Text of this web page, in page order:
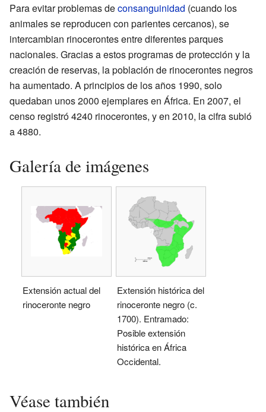
Para evitar problemas deconsanguinidad (cuando los
animales se reproducen con parientes cercanos), se
intercambian rinocerontes entre diferentes parques
nacionales. Gracias a estos programas de protección y la
creación de reservas, la población de rinocerontes negros
ha aumentado. A principios de los años 1990, solo
quedaban unos 2000 ejemplares en África. En 2007, el
censo registró 4240 rinocerontes, y en 2010, la cifra subió
a 4880.
Galería de imágenes
Extensión actual del
rinoceronte negro
Extensión histórica del
rinoceronte negro (c.
1700). Entramado:
Posible extensión
histórica en África
Occidental.
Véase también